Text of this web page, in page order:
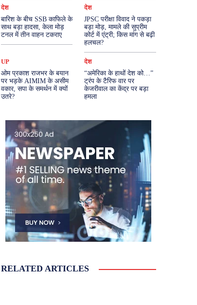
देश
बारिश के बीच SSB काफिले के
साथ बड़ा हादसा, केला मोड़
टनल में तीन वाहन टकराए
देश
JPSC परीक्षा विवाद ने पकड़ा
बड़ा मोड़, मामले की सुप्रीम
कोर्ट में एंट्री; किस मांग से बढ़ी
हलचल?
UP
ओम प्रकाश राजभर के बयान
पर भड़के AIMIM के असीम
वकार, सपा के समर्थन में क्यों
उतरे?
देश
“अमेरिका के हाथों देश को…”
ट्रंप के टैरिफ वार पर
केजरीवाल का केंद्र पर बड़ा
हमला
RELATED ARTICLES